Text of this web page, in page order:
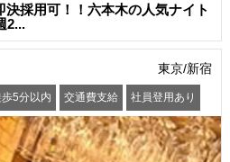
採用可！！六本木の人気ナイト
2...
東京/新宿
5分以内 交通費支給 社員登用あり